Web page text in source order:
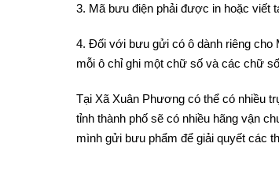
3. Mã bưu điện phải được in hoặc viết
4. Đối với bưu gửi có ô dành riêng cho
mỗi ô chỉ ghi một chữ số và các chữ
Tại Xã Xuân Phương có thể có nhiều
tỉnh thành phố sẽ có nhiều hãng vận
mình gửi bưu phẩm để giải quyết các